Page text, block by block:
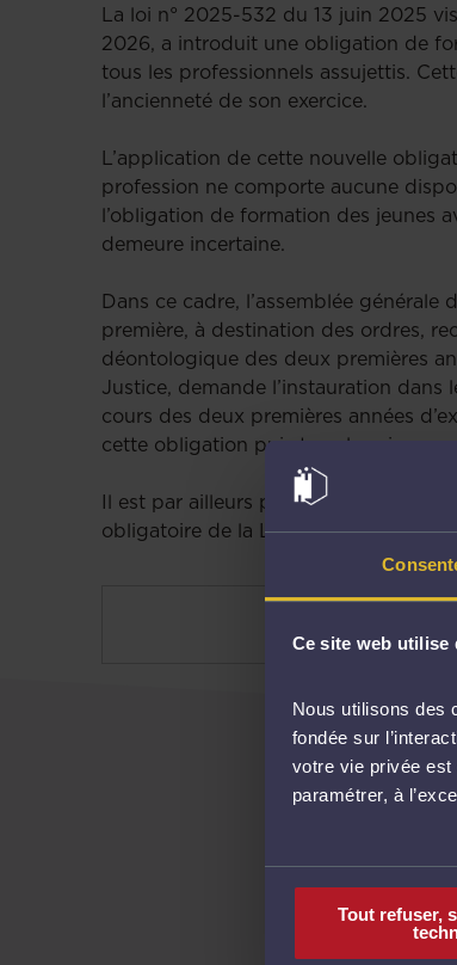
Ce site web utilise
Nous utilisons des
fondée sur
votre vie privée
paramétrer, à
Tout refuser,
La loi n° 2025-532 du 13 juin 2025
2026, a introduit une obligation de
tous les professionnels assujettis.
l’ancienneté de son exercice.
L’application de cette nouvelle
profession ne comporte aucune
l’obligation de formation des jeunes
demeure incertaine.
Dans ce cadre, l’assemblée
première, à destination des ordres,
déontologique des deux premières
Justice, demande l’instauration
cours des deux premières années
cette obligation puis tous les cinq ans
Il est par ailleurs proposé une
obligatoire de la LBC-FT d’une